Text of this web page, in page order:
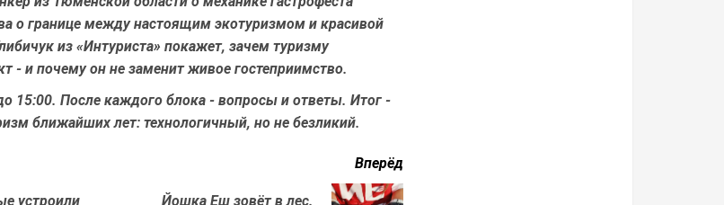
о границе между настоящим экотуризмом и красивой
из «Интуриста» покажет, зачем туризму
- и почему он не заменит живое гостеприимство.
15:00. После каждого блока - вопросы и ответы. Итог -
ближайших лет: технологичный, но не безликий.
устроили
Вперёд
Йошка Еш зовёт в лес.